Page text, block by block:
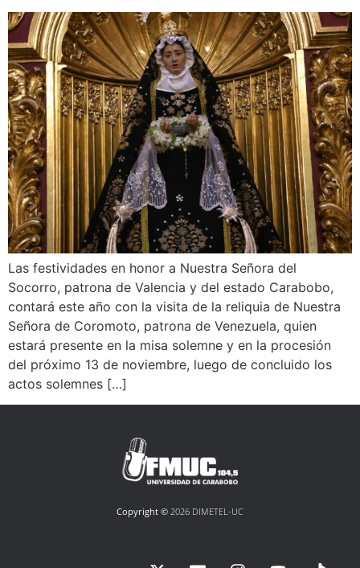
Las festividades en honor a Nuestra Señora del
Socorro, patrona de Valencia y del estado Carabobo,
contará este año con la visita de la reliquia de Nuestra
Señora de Coromoto, patrona de Venezuela, quien
estará presente en la misa solemne y en la procesión
del próximo 13 de noviembre, luego de concluido los
actos solemnes […]
Copyright © 2026 DIMETEL-UC